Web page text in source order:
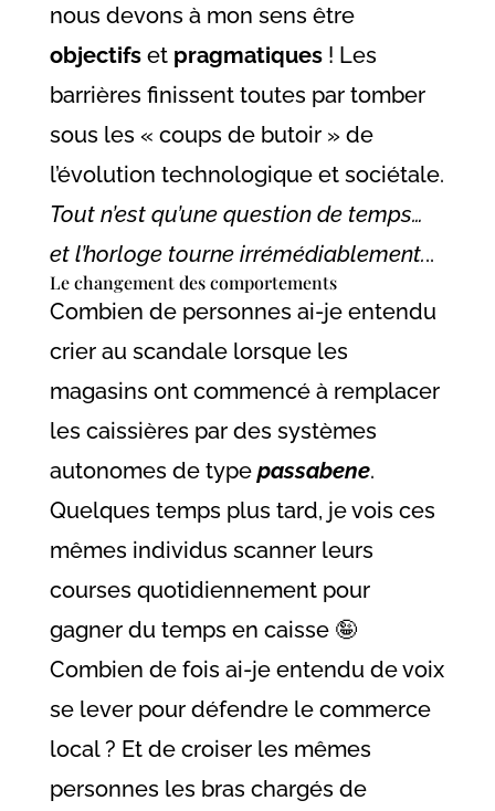
nous devons à mon sens être
objectifset pragmatiques! Les
barrières finissent toutes par tomber
sous les « coups de butoir » de
l’évolution technologique et sociétale.
Tout n’est qu’une question de temps…
et l’horloge tourne irrémédiablement...
Le changement des comportements
Combien de personnes ai-je entendu
crier au scandale lorsque les
magasins ont commencé à remplacer
les caissières par des systèmes
autonomes de type passabene.
Quelques temps plus tard, je vois ces
mêmes individus scanner leurs
courses quotidiennement pour
gagner du temps en caisse 🤪
Combien de fois ai-je entendu de voix
se lever pour défendre le commerce
local ? Et de croiser les mêmes
personnes les bras chargés de